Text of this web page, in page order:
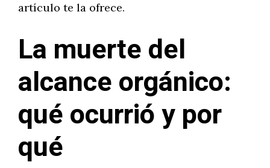
artículo te la ofrece.
La muerte del
alcance orgánico:
qué ocurrió y por
qué